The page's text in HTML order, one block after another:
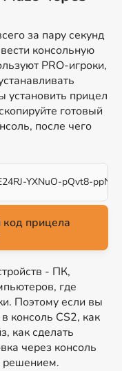
за пару секунд
консольную
PRO-игроки,
прицел
готовый
после чего
YXNuO-pQvt8-
прицела
- ПК,
где
Поэтому если вы
консоль CS2, как
как сделать
через консоль
решением.